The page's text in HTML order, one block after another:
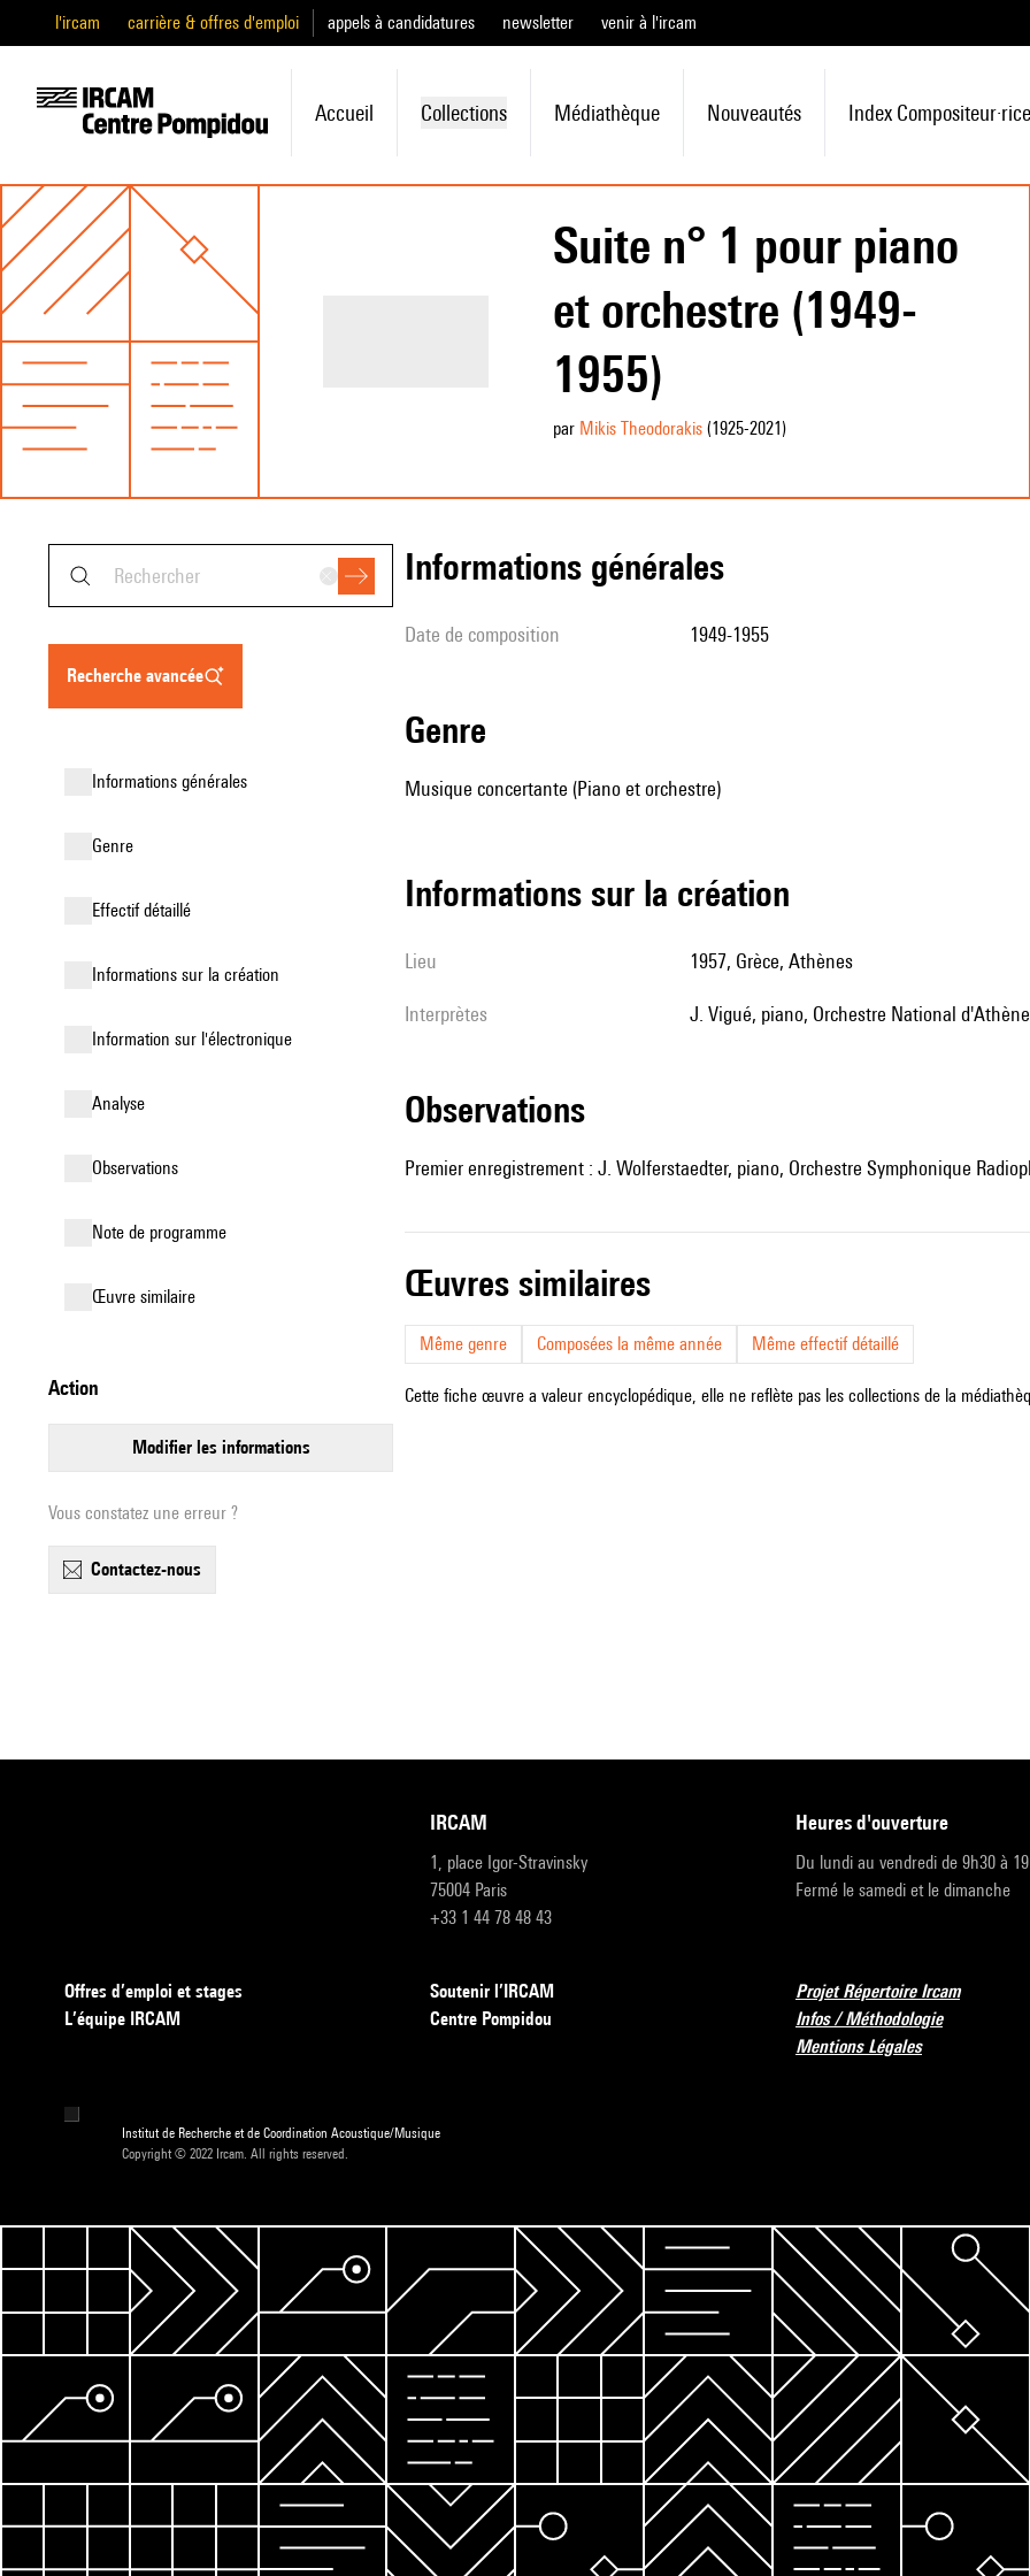
l'ircam carrière & offres d'emploi appels à candidatures newsletter venir à l'ircam
Accueil Collections Médiathèque Nouveautés Index Compositeur·rice
Suite n° 1 pour piano
et orchestre (1949-
1955)
par Mikis Theodorakis(1925-2021)
recherche avancée
informations générales
genre
effectif détaillé
informations sur la création
Information sur l'électronique
analyse
observations
Note de programme
œuvre similaire
action
modifier les informations
Vous constatez une erreur ?
contactez-nous
informations générales
date de composition 1949-1955
genre
Musique concertante (Piano et orchestre)
informations sur la création
lieu 1957, Grèce, Athènes
interprètes J. Vigué, piano, Orchestre National
observations
Premier enregistrement : J. Wolferstaedter, piano, Orchestre Symphonique
œuvres similaires
Même genre Composées la même année Même effectif détaillé
Cette fiche œuvre a valeur encyclopédique, elle ne reflète pas les collections de la
IRCAM
1, place Igor-Stravinsky
75004 Paris
+33 1 44 78 48 43
heures d'ouverture
Du lundi au vendredi de 9h30 à
Fermé le samedi et le dimanche
Offres d’emploi et stages
L’équipe IRCAM
Soutenir l’IRCAM
Centre Pompidou
Projet Répertoire Ircam
Infos / Méthodologie
Mentions Légales
Institut de Recherche et de Coordination Acoustique/Musique
Copyright © 2022 Ircam. All rights reserved.